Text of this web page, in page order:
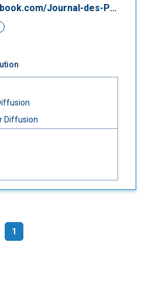
https://www.facebook.com/Journal-des-Poètes-1608351529448814
Diffusion
1(current)